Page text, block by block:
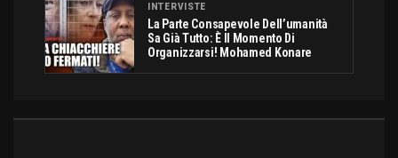
INTERVISTE
La Parte Consapevole Dell’umanità
Sa Già Tutto: È Il Momento Di
Organizzarsi! Mohamed Konare